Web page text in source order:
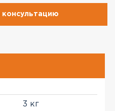
консультацию
3 кг